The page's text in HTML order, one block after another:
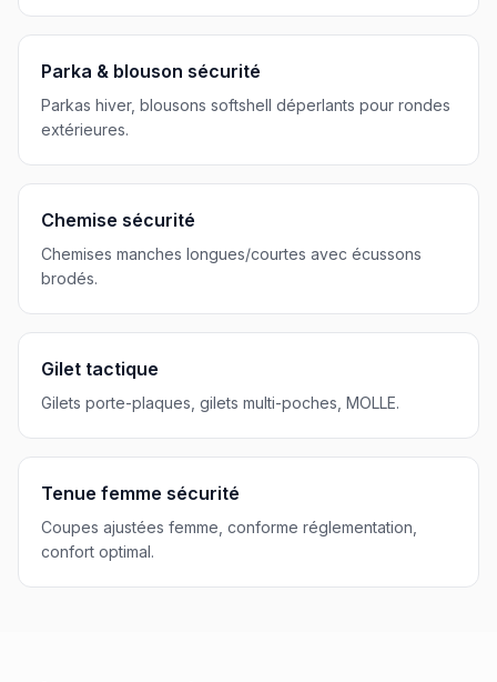
Parka & blouson sécurité
Parkas hiver, blousons softshell déperlants pour rondes
extérieures.
Chemise sécurité
Chemises manches longues/courtes avec écussons
brodés.
Gilet tactique
Gilets porte-plaques, gilets multi-poches, MOLLE.
Tenue femme sécurité
Coupes ajustées femme, conforme réglementation,
confort optimal.